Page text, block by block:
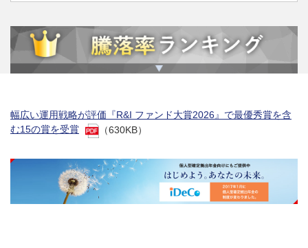
幅広い運用戦略が評価『R&I ファンド大賞2026』で最優秀賞を含
む15の賞を受賞
（630KB）